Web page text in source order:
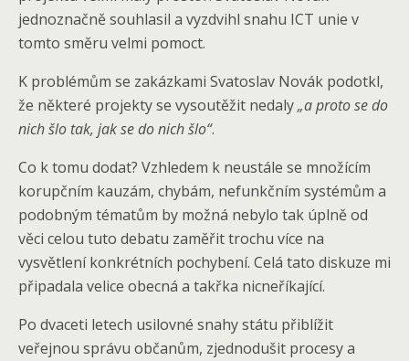
jednoznačně souhlasil a vyzdvihl snahu ICT unie v
tomto směru velmi pomoct.
K problémům se zakázkami Svatoslav Novák podotkl,
že některé projekty se vysoutěžit nedaly„a proto se do
nich šlo tak, jak se do nich šlo“.
Co k tomu dodat? Vzhledem k neustále se množícím
korupčním kauzám, chybám, nefunkčním systémům a
podobným tématům by možná nebylo tak úplně od
věci celou tuto debatu zaměřit trochu více na
vysvětlení konkrétních pochybení. Celá tato diskuze mi
připadala velice obecná a takřka nicneříkající.
Po dvaceti letech usilovné snahy státu přiblížit
veřejnou správu občanům, zjednodušit procesy a